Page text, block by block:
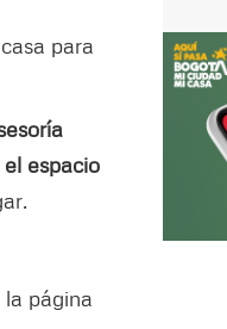
para
espacio
la página